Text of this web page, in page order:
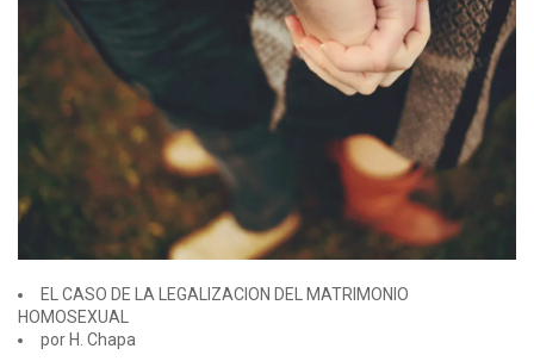
EL CASO DE LA LEGALIZACION DEL MATRIMONIO
HOMOSEXUAL
por H. Chapa